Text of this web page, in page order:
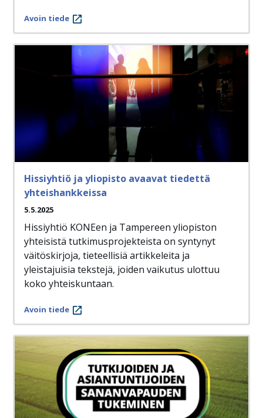
Avoin tiede
Hissiyhtiö ja yliopisto avaavat tiedettä
yhteishankkeissa
5.5.2025
Hissiyhtiö KONEen ja Tampereen yliopiston
yhteisistä tutkimusprojekteista on syntynyt
väitöskirjoja, tieteellisiä artikkeleita ja
yleistajuisia tekstejä, joiden vaikutus ulottuu
koko yhteiskuntaan.
Avoin tiede